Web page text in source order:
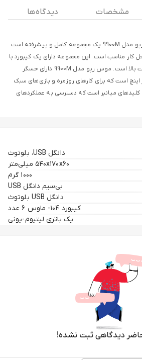
مشخصات
دیدگاه ها
ست موس و کیبورد بی‌سیم رپو مدل 9900M یک مجموعه کامل و پیشرفته است
کار مناسب است. این مجموعه دارای یک کیبورد با
طراحی زیبا و یک ماوس با دقت بالا است. موس رپو مدل 9900M دارای حسگر
3200 نقطه بر اینچ است که برای کارهای روزمره و بازی‌های سبک
میانبر است که دسترسی به عملکردهای
دانگل USB، بلوتوث
۵۴۰x۱۷۰x۶۰ میلی‌متر
۱۰۰۰ گرم
بی‌سیم دانگل USB
دانگل USB بلوتوث
کیبورد ۱۰۴- ماوس ۶ عدد
یک باتری لیتیوم-یونی
دیدگاهی ثبت نشده!